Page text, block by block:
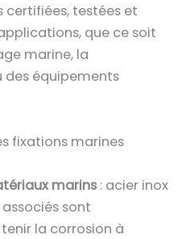
certifiées, testées et
que ce soit
marine, la
équipements
fixations marines
marins: acier inox
sont
la corrosion à